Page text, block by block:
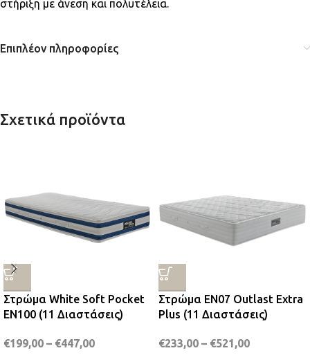
στήριξη με άνεση και πολυτέλεια.
Επιπλέον πληροφορίες
Σχετικά προϊόντα
Στρώμα White Soft Pocket
EN100 (11 Διαστάσεις)
€199,00 – €447,00
Στρώμα EN07 Outlast Extra
Plus (11 Διαστάσεις)
€233,00 – €521,00